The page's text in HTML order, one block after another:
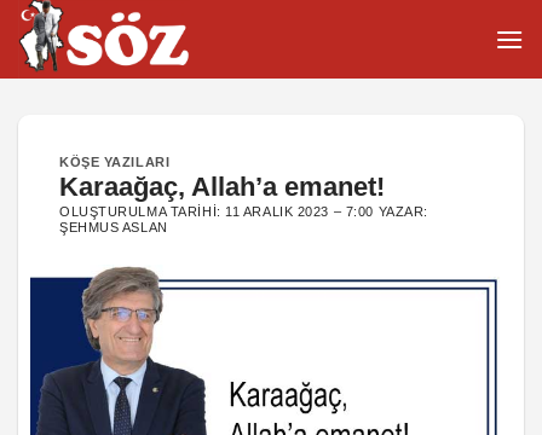
İçeriğe
atla
KÖŞE YAZILARI
Karaağaç, Allah’a emanet!
OLUŞTURULMA TARIHI: 11 ARALIK 2023 – 7:00 YAZAR:
ŞEHMUS ASLAN